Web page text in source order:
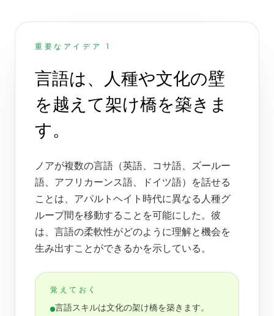
重要なアイデア 1
言語は、人種や文化の壁
を越えて架け橋を築きま
す。
ノアが複数の言語（英語、コサ語、ズールー
語、アフリカーンス語、ドイツ語）を話せる
ことは、アパルトヘイト時代に異なる人種グ
ループ間を移動することを可能にした。彼
は、言語の柔軟性がどのように理解と機会を
生み出すことができるかを示している。
覚えておく
言語スキルは文化の架け橋を築きます。